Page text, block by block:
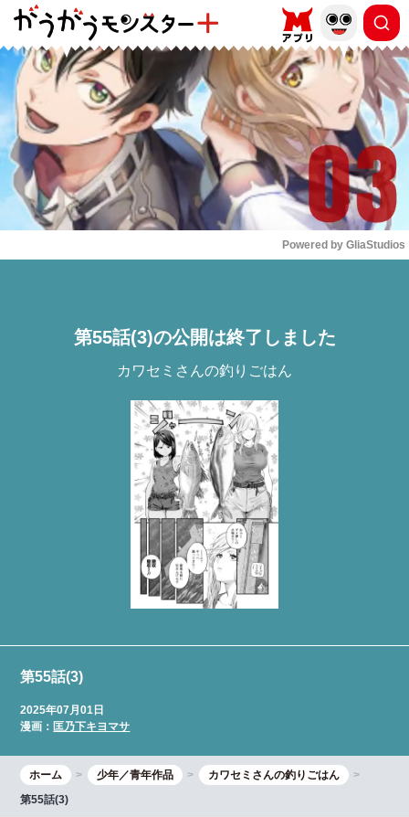
もっと読む
Powered by GliaStudios
第55話(3)の公開は終了しました
カワセミさんの釣りごはん
第55話(3)
2025年07月01日
漫画： 匡乃下キヨマサ
ホーム 少年／青年作品
カワセミさんの釣りごはん
第55話(3)